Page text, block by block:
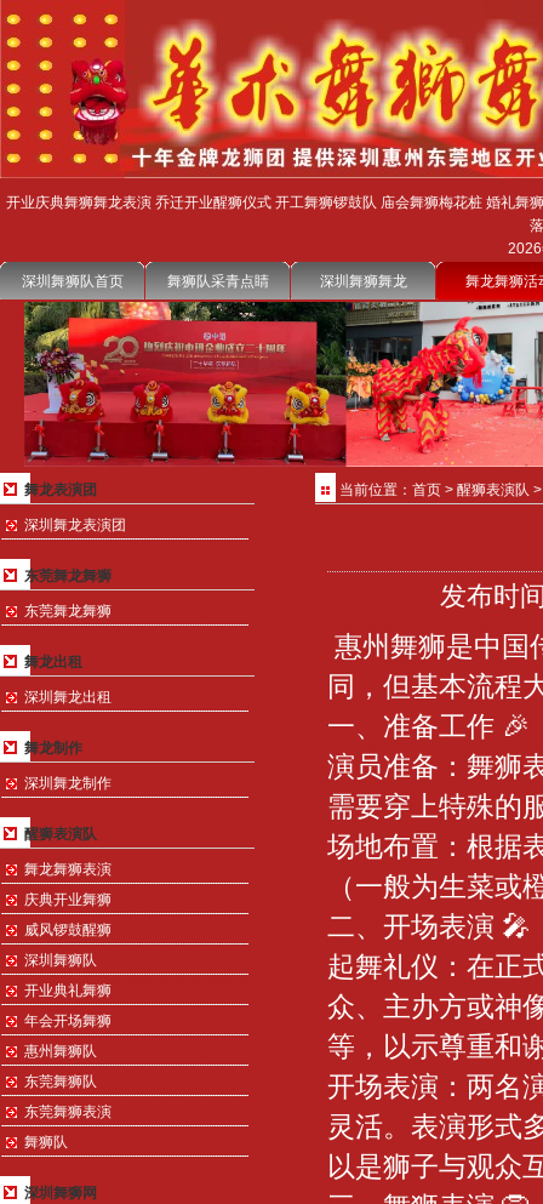
开业庆典舞狮舞龙表演 乔迁开业醒狮仪式 开工舞狮锣鼓队 庙会舞狮梅花桩 婚礼
深圳舞狮队首页
舞狮队采青点睛 深圳舞狮舞龙 舞龙舞狮活
舞龙表演团
深圳舞龙表演团
东莞舞龙舞狮
东莞舞龙舞狮
舞龙出租
深圳舞龙出租
舞龙制作
深圳舞龙制作
醒狮表演队
舞龙舞狮表演
庆典开业舞狮
威风锣鼓醒狮
深圳舞狮队
开业典礼舞狮
年会开场舞狮
惠州舞狮队
东莞舞狮队
东莞舞狮表演
舞狮队
深圳舞狮网
当前位置： 首页 > 醒狮表演队
发布时
惠州舞狮是中国
同，但基本流程
一、准备工作 🎉
演员准备：舞狮
需要穿上特殊的
场地布置：根据
（一般为生菜或
二、开场表演 🎤
起舞礼仪：在正
众、主办方或神
等，以示尊重和
开场表演：两名
灵活。表演形式
以是狮子与观众